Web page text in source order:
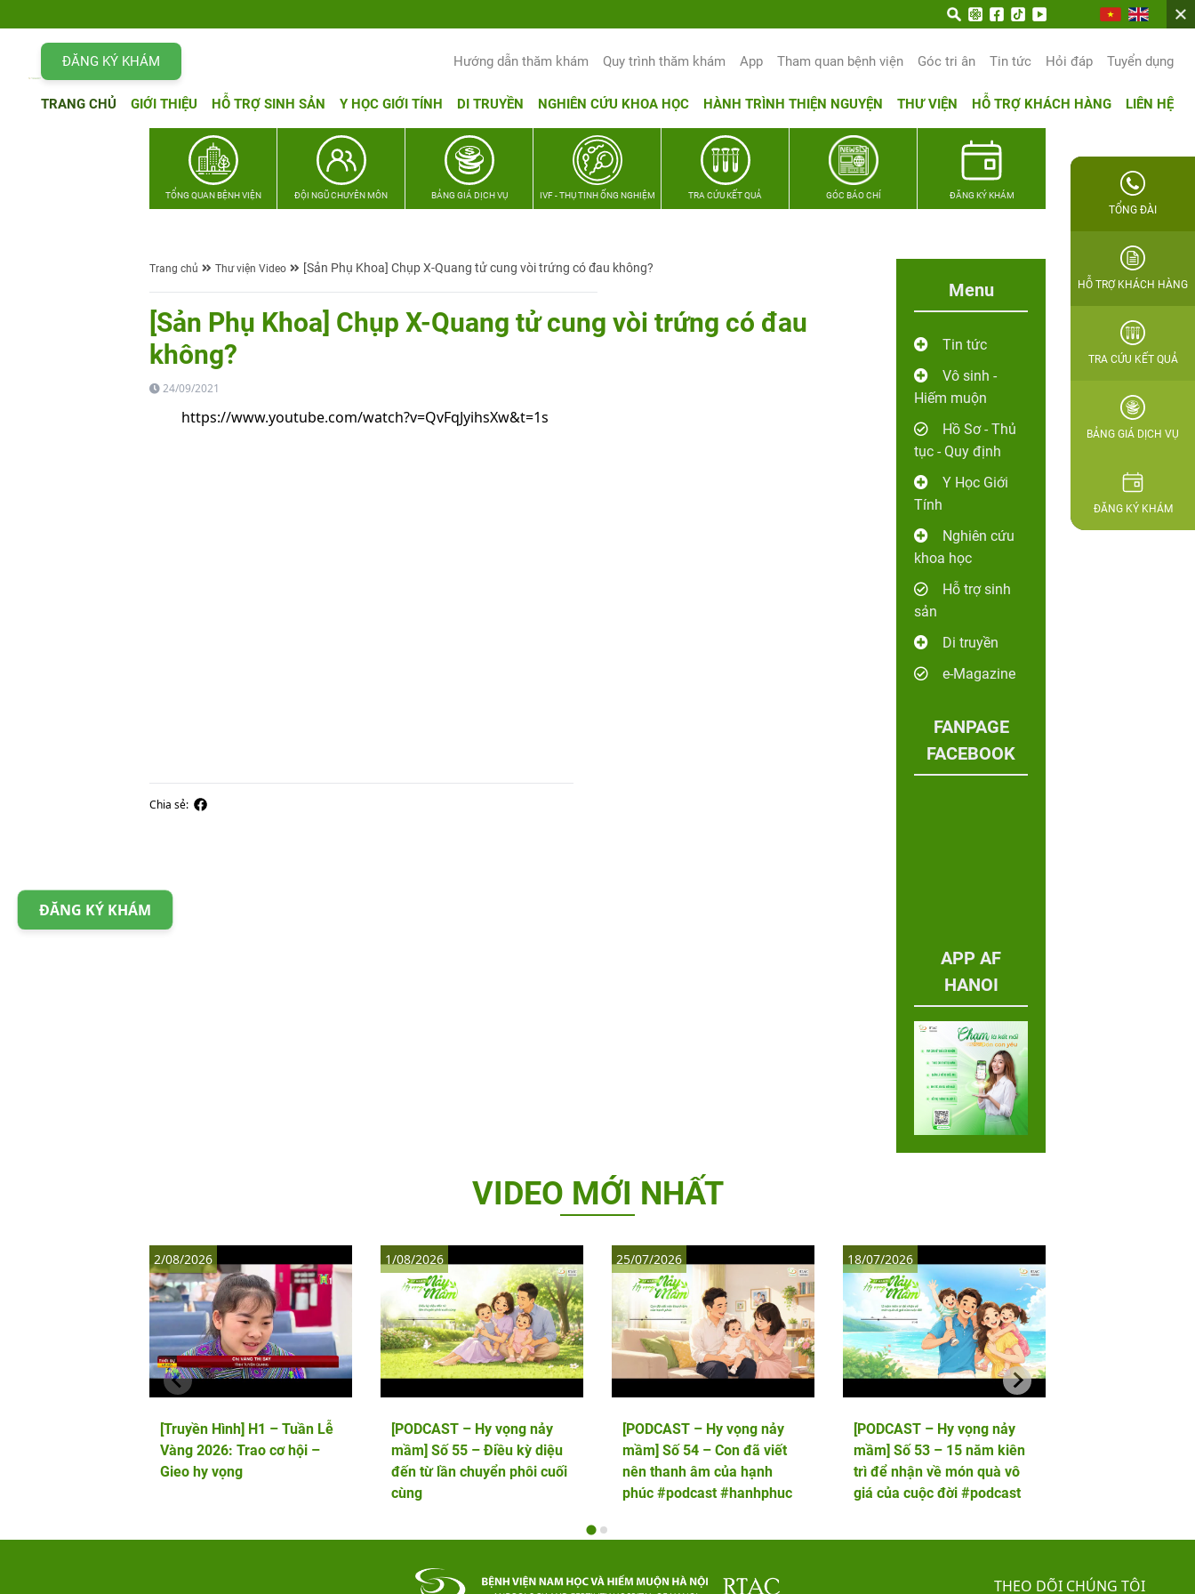
ĐĂNG KÝ KHÁM Hướng dẫn thăm khám Quy trình thăm khám App Tham quan bệnh viện Góc tri ân Tin tức Hỏi đáp Tuyển dụng
TRANG CHỦ GIỚI THIỆU HỖ TRỢ SINH SẢN Y HỌC GIỚI TÍNH DI TRUYỀN NGHIÊN CỨU KHOA HỌC HÀNH TRÌNH THIỆN NGUYỆN THƯ VIỆN HỖ TRỢ KHÁCH HÀNG LIÊN HỆ
TỔNG QUAN BỆNH VIỆN ĐỘI NGŨ CHUYÊN MÔN BẢNG GIÁ DỊCH VỤ IVF - THỤ TINH ỐNG NGHIỆM TRA CỨU KẾT QUẢ GÓC BÁO CHÍ ĐĂNG KÝ KHÁM
Trang chủ Thư viện Video [Sản Phụ Khoa] Chụp X-Quang tử cung vòi trứng có đau không?
[Sản Phụ Khoa] Chụp X-Quang tử cung vòi trứng có đau
không?
24/09/2021
https://www.youtube.com/watch?v=QvFqJyihsXw&t=1s
Chia sẻ:
Menu
Tin tức
Vô sinh -
Hiếm muộn
Hồ Sơ - Thủ
tục - Quy định
Y Học Giới
Tính
Nghiên cứu
khoa học
Hỗ trợ sinh
sản
Di truyền
e-Magazine
FANPAGE
FACEBOOK
APP AF
HANOI
VIDEO MỚI NHẤT
[Truyền Hình] H1 – Tuần Lễ
Vàng 2026: Trao cơ hội –
Gieo hy vọng
2/08/2026
[PODCAST – Hy vọng nảy
mầm] Số 55 – Điều kỳ diệu
đến từ lần chuyển phôi cuối
cùng
1/08/2026
[PODCAST – Hy vọng nảy
mầm] Số 54 – Con đã viết
nên thanh âm của hạnh
phúc #podcast #hanhphuc
25/07/2026
[PODCAST – Hy vọng nảy
mầm] Số 53 – 15 năm kiên
trì để nhận về món quà vô
giá của cuộc đời #podcast
18/07/2026
THEO DÕI CHÚNG TÔI
TỔNG ĐÀI
HỖ TRỢ KHÁCH HÀNG
TRA CỨU KẾT QUẢ
BẢNG GIÁ DỊCH VỤ
ĐĂNG KÝ KHÁM
ĐĂNG KÝ KHÁM